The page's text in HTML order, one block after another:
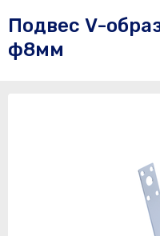
Подвес V-
ф8мм